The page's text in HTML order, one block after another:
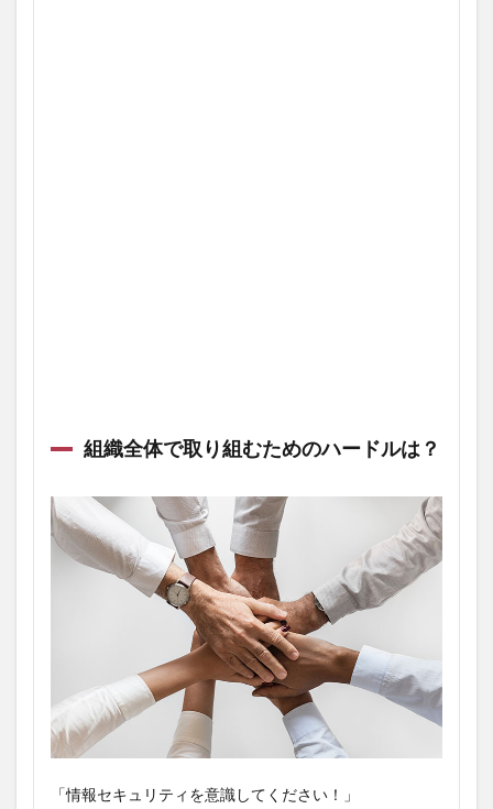
組織全体で取り組むためのハードルは？
「情報セキュリティを意識してください！」